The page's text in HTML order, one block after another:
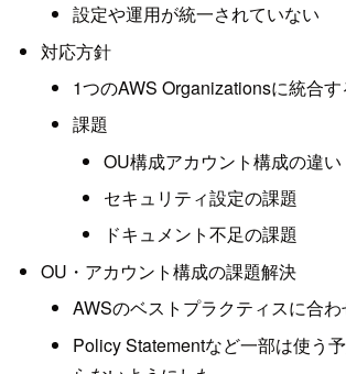
設定や運用が統一されていない
対応方針
1つのAWS Organizationsに統合
課題
OU構成アカウント構成の違い
セキュリティ設定の課題
ドキュメント不足の課題
OU・アカウント構成の課題解決
AWSのベストプラクティスに合
Policy Statementなど一部は使う